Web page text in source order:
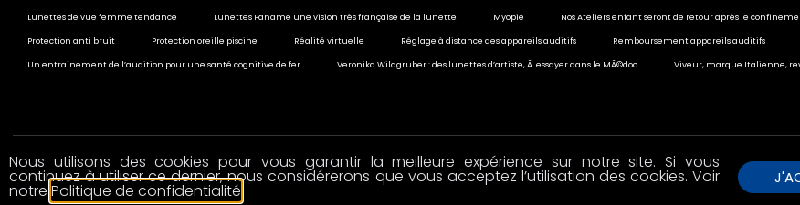
Lunettes de vue femme tendance Lunettes Paname une vision très française de la lunette Myopie Nos Ateliers enfant seront de retour après le
Protection anti bruit Protection oreille piscine Réalité virtuelle Réglage à distance des appareils auditifs Remboursement appareils auditifs
Un entrainement de l’audition pour une santé cognitive de fer Veronika Wildgruber : des lunettes d’artiste, Ã essayer dans le MÃ©doc Viveur, marque Italienne,
© 2020 All rights reserved
Nous utilisons des cookies pour vous garantir la meilleure expérience sur notre site. Si vous
continuez à utiliser ce dernier, nous considérerons que vous acceptez l’utilisation des cookies. Voir
notre Politique de confidentialité